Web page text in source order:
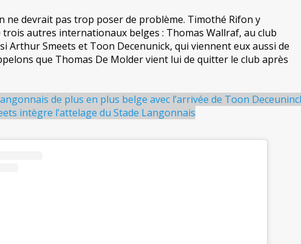
ne devrait pas trop poser de problème. Timothé Rifon y
autres internationaux belges : Thomas Wallraf, au club
Arthur Smeets et Toon Decenunick, qui viennent eux aussi de
que Thomas De Molder vient lui de quitter le club après
de plus en plus belge avec l’arrivée de Toon
intègre l’attelage du Stade Langonnais